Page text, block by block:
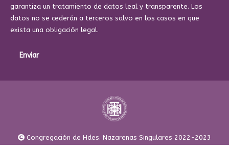
garantiza un tratamiento de datos leal y transparente. Los
datos no se cederán a terceros salvo en los casos en que
exista una obligación legal.
Enviar
Congregación de Hdes. Nazarenas Singulares 2022-2023